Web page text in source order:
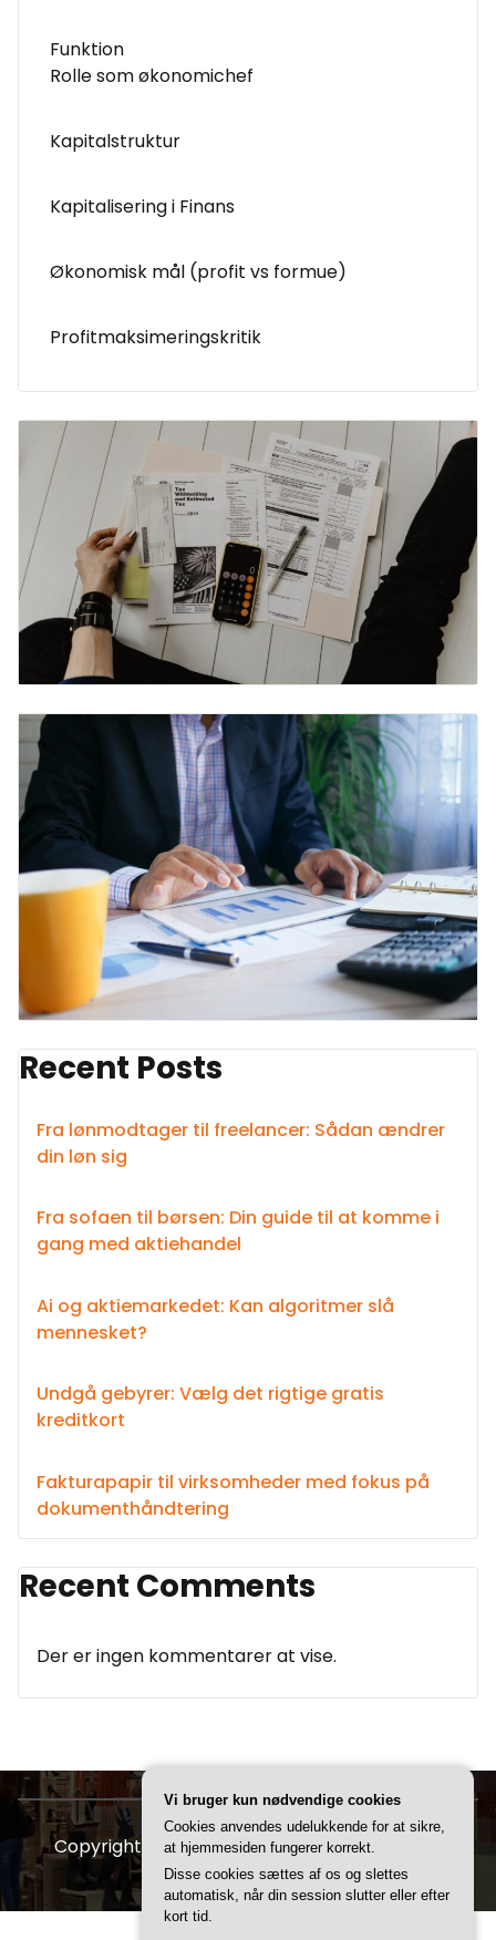
Funktion
Rolle som økonomichef
Kapitalstruktur
Kapitalisering i Finans
Økonomisk mål (profit vs formue)
Profitmaksimeringskritik
Recent Posts
Fra lønmodtager til freelancer: Sådan ændrer
din løn sig
Fra sofaen til børsen: Din guide til at komme i
gang med aktiehandel
Ai og aktiemarkedet: Kan algoritmer slå
mennesket?
Undgå gebyrer: Vælg det rigtige gratis
kreditkort
Fakturapapir til virksomheder med fokus på
dokumenthåndtering
Recent Comments
Der er ingen kommentarer at vise.
Copyright © 2026 FDBR | Powered by
CVR 3740 7739
Vi bruger kun nødvendige cookies
Cookies anvendes udelukkende for at sikre,
at hjemmesiden fungerer korrekt.
Disse cookies sættes af os og slettes
automatisk, når din session slutter eller efter
kort tid.